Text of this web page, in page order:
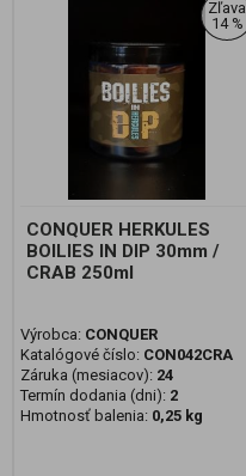
Zľava
14 %
CONQUER HERKULES
BOILIES IN DIP 30mm /
CRAB 250ml
Výrobca: CONQUER
Katalógové číslo: CON042CRA
Záruka (mesiacov): 24
Termín dodania (dni): 2
Hmotnosť balenia: 0,25 kg